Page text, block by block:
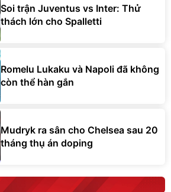
Soi trận Juventus vs Inter: Thử
thách lớn cho Spalletti
Romelu Lukaku và Napoli đã không
còn thể hàn gắn
Mudryk ra sân cho Chelsea sau 20
tháng thụ án doping